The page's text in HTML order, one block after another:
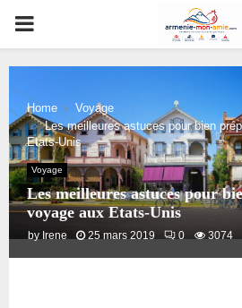
PRIMARY
MENU
Home
Voyage
Les meilleures astuces pour bien
Etats-Unis
Voyage
Les meilleures astuces pour
voyage aux Etats-Unis
by Irene 25 mars 2019 0 3074